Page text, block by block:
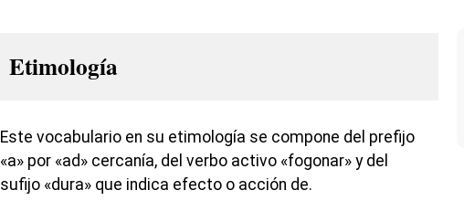
Etimología
Este vocabulario en su etimología se compone del prefijo
«a» por «ad» cercanía, del verbo activo «fogonar» y del
sufijo «dura» que indica efecto o acción de.